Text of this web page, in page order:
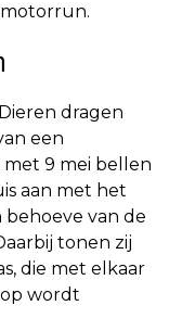
motorrun.
dragen
een
met 9 mei bellen
aan met het
van de
tonen zij
die met elkaar
wordt